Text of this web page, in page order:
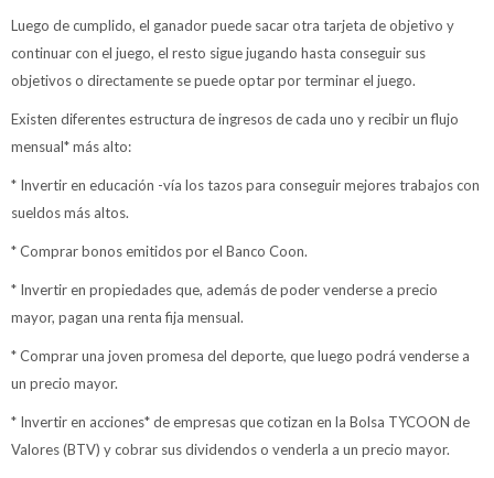
Luego de cumplido, el ganador puede sacar otra tarjeta de objetivo y
continuar con el juego, el resto sigue jugando hasta conseguir sus
objetivos o directamente se puede optar por terminar el juego.
Existen diferentes estructura de ingresos de cada uno y recibir un flujo
mensual* más alto:
* Invertir en educación -vía los tazos para conseguir mejores trabajos con
sueldos más altos.
* Comprar bonos emitidos por el Banco Coon.
* Invertir en propiedades que, además de poder venderse a precio
mayor, pagan una renta fija mensual.
* Comprar una joven promesa del deporte, que luego podrá venderse a
un precio mayor.
* Invertir en acciones* de empresas que cotizan en la Bolsa TYCOON de
Valores (BTV) y cobrar sus dividendos o venderla a un precio mayor.